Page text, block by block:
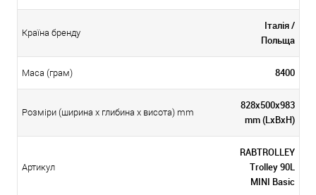
Країна бренду
Італія /
Польща
Маса (грам) 8400
Розміри (ширина х глибина х висота) mm
828x500x983
mm (LxBxH)
Артикул
RABTROLLEY
Trolley 90L
MINI Basic